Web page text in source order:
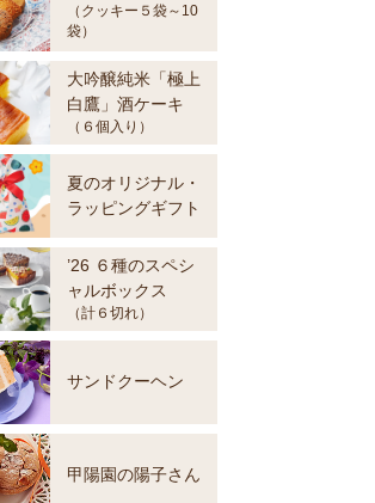
（クッキー５袋～10
袋）
大吟醸純米「極上
白鷹」酒ケーキ
（６個入り）
夏のオリジナル・
ラッピングギフト
’26 ６種のスペシ
ャルボックス
（計６切れ）
サンドクーヘン
甲陽園の陽子さん